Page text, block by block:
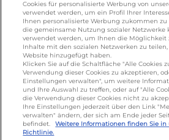
Omira Bodenseemilch
(0)751 887 366 /
Cookie Richtlinie/ Sitemap
Impressum/
Cookies für personalisierte Werbung von
verwendet werden, um ein Profil Ihrer
Ihnen personalisierte Werbung zukommen zu
die gemeinsame Nutzung sozialer Netzwerke
verwendet werden, um Ihnen die Möglichkeit
Inhalte mit den sozialen Netzwerken zu
Website hinzugefügt haben.
Klicken Sie auf die Schaltfläche "Alle Cookies
Verwendung dieser Cookies zu akzeptieren,
Einstellungen verwalten", um weitere
und Ihre Auswahl zu treffen, oder auf "Alle
die Verwendung dieser Cookies nicht zu
Ihre Einstellungen jederzeit über den Link
verwalten" ändern, der sich am Ende jeder
befindet.
Weitere Informationen finden Sie in
Richtlinie.